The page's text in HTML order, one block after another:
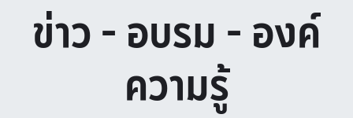
ข่าว - อบรม - องค์
ความรู้